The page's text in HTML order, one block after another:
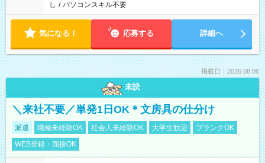
し / パソコンスキル不要
気になる！ 応募する 詳細へ
掲載日：2026.08.06
未読
＼来社不要／単発1日OK＊文房具の仕分け
派遣 職種未経験OK 社会人未経験OK 大学生歓迎
ブランクOK
WEB登録・面接OK